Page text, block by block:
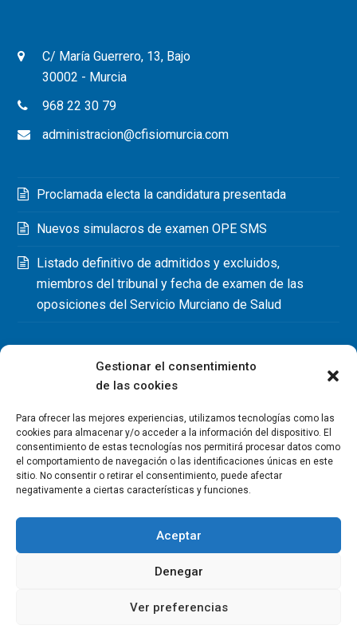
Gestionar el consentimiento
de las cookies
Para ofrecer las mejores experiencias, utilizamos tecnologías como las
cookies para almacenar y/o acceder a la información del dispositivo. El
consentimiento de estas tecnologías nos permitirá procesar datos como
el comportamiento de navegación o las identificaciones únicas en este
sitio. No consentir o retirar el consentimiento, puede afectar
negativamente a ciertas características y funciones.
Aceptar
Denegar
Ver preferencias
C/ María Guerrero, 13, Bajo
30002 - Murcia
968 22 30 79
administracion@cfisiomurcia.com
Proclamada electa la candidatura presentada
Nuevos simulacros de examen OPE SMS
Listado definitivo de admitidos y excluidos,
miembros del tribunal y fecha de examen de las
oposiciones del Servicio Murciano de Salud
Copyright Colegio Oficial de Fisioterapeutas de la Región de